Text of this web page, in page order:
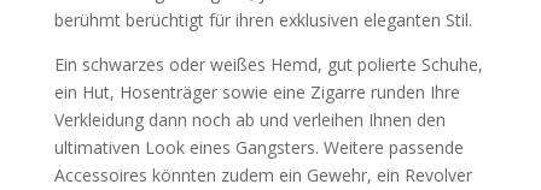
berühmt berüchtigt für ihren exklusiven eleganten Stil.
Ein schwarzes oder weißes Hemd, gut polierte Schuhe,
ein Hut, Hosenträger sowie eine Zigarre runden Ihre
Verkleidung dann noch ab und verleihen Ihnen den
ultimativen Look eines Gangsters. Weitere passende
Accessoires könnten zudem ein Gewehr, ein Revolver